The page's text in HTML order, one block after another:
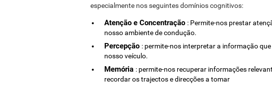
especialmente nos seguintes domínios cognitivos:
Atenção e Concentração : Permite-nos prestar
nosso ambiente de condução.
Percepção : permite-nos interpretar a informação
nosso veículo.
Memória : permite-nos recuperar informações
recordar os trajectos e direcções a tomar